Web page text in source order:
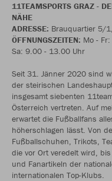
11TEAMSPORTS GRAZ -
NÄHE
ADRESSE: Brauquartier 5/
ÖFFNUNGSZEITEN: Mo -
Sa: 9.00 - 13.00 Uhr
Seit 31. Jänner 2020 sind
der steirischen
insgesamt siebenten
Österreich vertreten. Auf
erwartet die Fußballfans
höherschlagen lässt. Von
Fußballschuhen, Trikots,
die vor Ort veredelt wird,
und Fanartikeln der
internationalen Top-Klubs.